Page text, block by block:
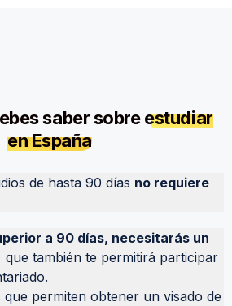
saber sobreestudiar
en España
de hasta 90 días no requiere
a 90 días, necesitarás un
que también te permitirá participar
que permiten obtener un visado de